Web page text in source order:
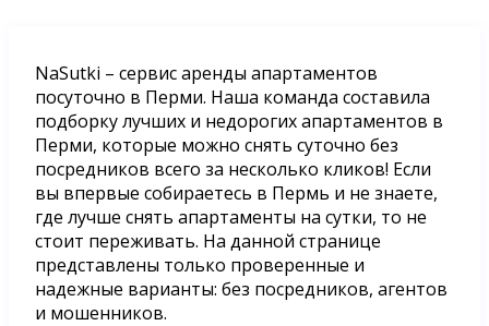
NaSutki – сервис аренды апартаментов
посуточно в Перми. Наша команда составила
подборку лучших и недорогих апартаментов в
Перми, которые можно снять суточно без
посредников всего за несколько кликов! Если
вы впервые собираетесь в Пермь и не знаете,
где лучше снять апартаменты на сутки, то не
стоит переживать. На данной странице
представлены только проверенные и
надежные варианты: без посредников, агентов
и мошенников.